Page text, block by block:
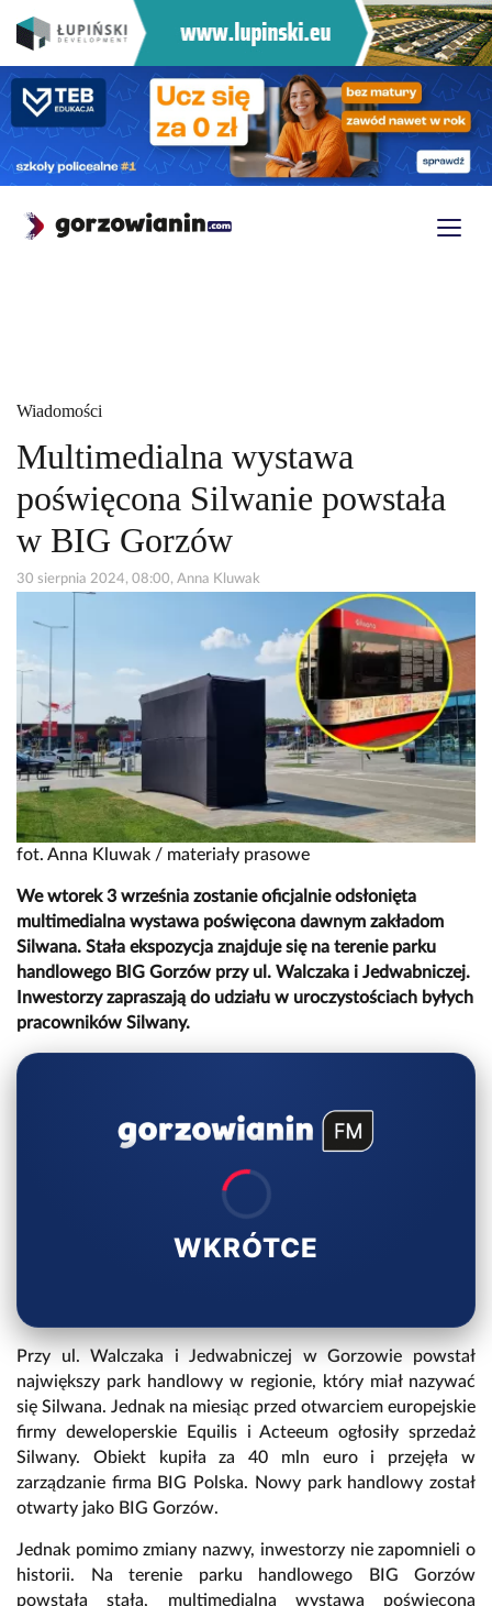
Wiadomości
Multimedialna wystawa
poświęcona Silwanie powstała
w BIG Gorzów
30 sierpnia 2024, 08:00, Anna Kluwak
fot. Anna Kluwak / materiały prasowe
We wtorek 3 września zostanie oficjalnie odsłonięta
multimedialna wystawa poświęcona dawnym zakładom
Silwana. Stała ekspozycja znajduje się na terenie parku
handlowego BIG Gorzów przy ul. Walczaka i Jedwabniczej.
Inwestorzy zapraszają do udziału w uroczystościach byłych
pracowników Silwany.
WKRÓTCE
Przy ul. Walczaka i Jedwabniczej w Gorzowie powstał
największy park handlowy w regionie, który miał nazywać
się Silwana. Jednak na miesiąc przed otwarciem europejskie
firmy deweloperskie Equilis i Acteeum ogłosiły sprzedaż
Silwany. Obiekt kupiła za 40 mln euro i przejęła w
zarządzanie firma BIG Polska. Nowy park handlowy został
otwarty jako BIG Gorzów.
Jednak pomimo zmiany nazwy, inwestorzy nie zapomnieli o
historii. Na terenie parku handlowego BIG Gorzów
powstała stała, multimedialna wystawa poświęcona